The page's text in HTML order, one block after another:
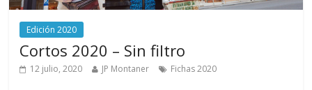
Edición 2020
Cortos 2020 – Sin filtro
12 julio, 2020 JP Montaner Fichas 2020